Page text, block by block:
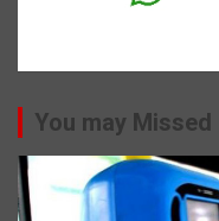
You may Missed